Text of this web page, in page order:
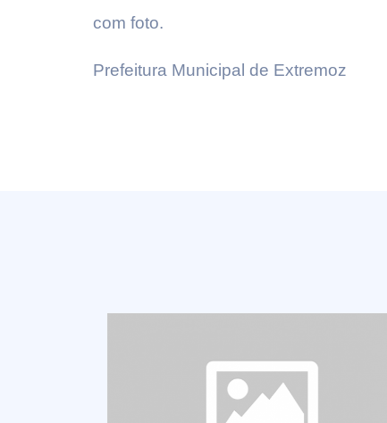
com foto.
Prefeitura Municipal de Extremoz